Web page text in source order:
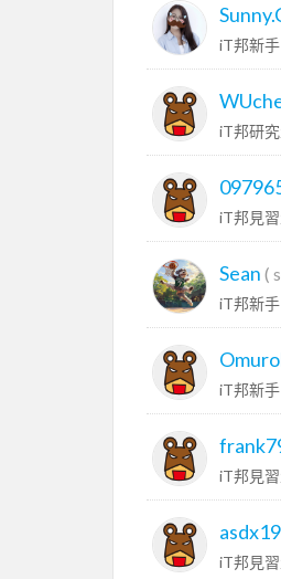
iT邦新手
iT邦研
iT邦見
Sean (
iT邦新手
iT邦新手
iT邦見
iT邦見